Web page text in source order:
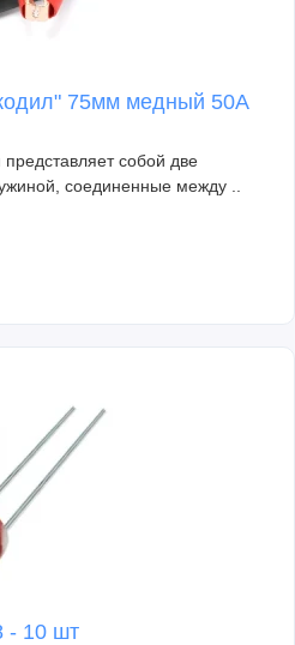
над датчиком рукой:
75мм медный 50A
собой две
соединенные между ..
- 10 шт